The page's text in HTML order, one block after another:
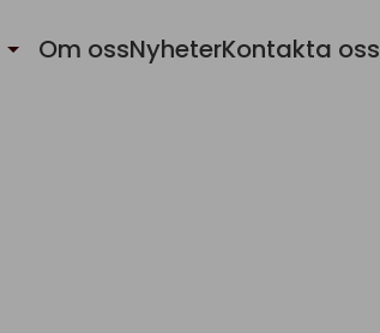
Om ossNyheterKontakta oss